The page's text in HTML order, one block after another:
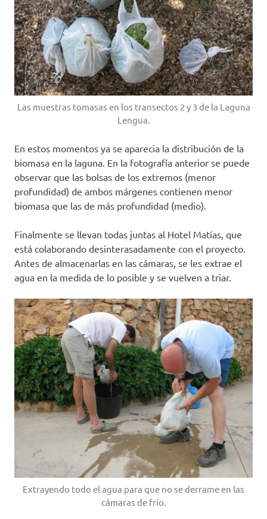
Las muestras tomasas en los transectos 2 y 3 de la Laguna
Lengua.
En estos momentos ya se aparecia la distribución de la
biomasa en la laguna. En la fotografía anterior se puede
observar que las bolsas de los extremos (menor
profundidad) de ambos márgenes contienen menor
biomasa que las de más profundidad (medio).
Finalmente se llevan todas juntas al Hotel Matías, que
está colaborando desinterasadamente con el proyecto.
Antes de almacenarlas en las cámaras, se les extrae el
agua en la medida de lo posible y se vuelven a triar.
Extrayendo todo el agua para que no se derrame en las
cámaras de frío.